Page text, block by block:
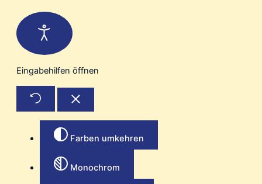
Eingabehilfen öffnen
Farben umkehren
Monochrom